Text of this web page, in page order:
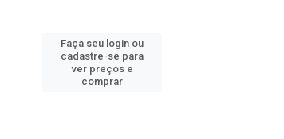
Faça seu login ou
cadastre-se para
ver preços e
comprar